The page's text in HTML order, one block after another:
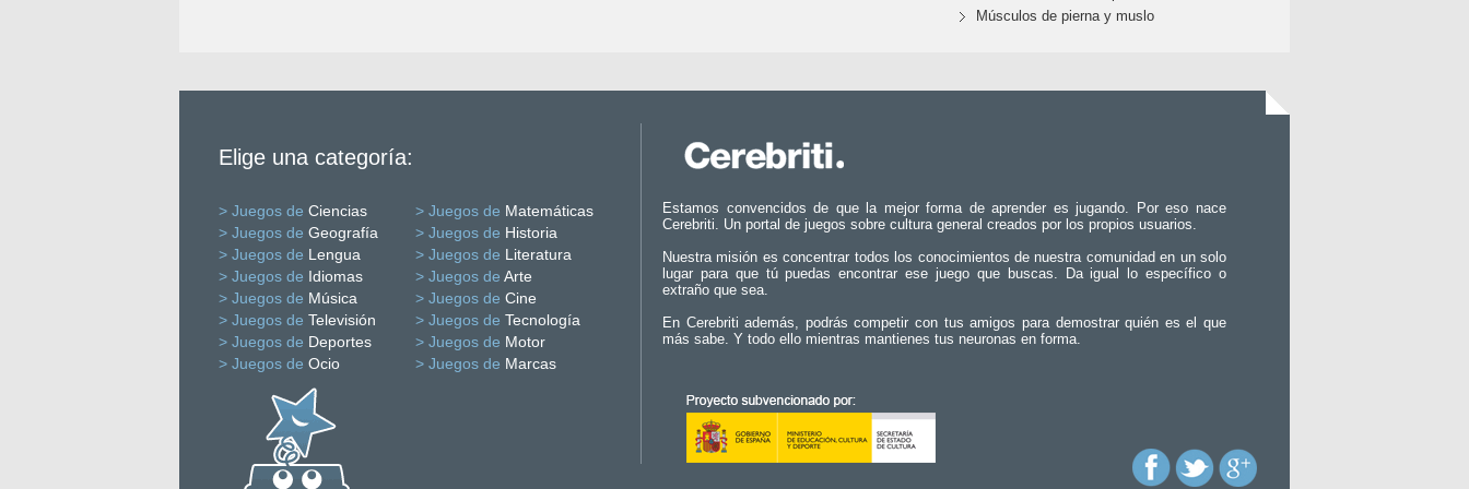
Músculos de pierna y muslo
Elige una categoría:
> Juegos de Ciencias > Juegos de Matemáticas
> Juegos de Geografía > Juegos de Historia
> Juegos de Lengua > Juegos de Literatura
> Juegos de Idiomas > Juegos de Arte
> Juegos de Música > Juegos de Cine
> Juegos de Televisión > Juegos de Tecnología
> Juegos de Deportes > Juegos de Motor
> Juegos de Ocio > Juegos de Marcas
Estamos convencidos de que la mejor forma de aprender es jugando. Por eso nace
Cerebriti. Un portal de juegos sobre cultura general creados por los propios usuarios.
Nuestra misión es concentrar todos los conocimientos de nuestra comunidad en un solo
lugar para que tú puedas encontrar ese juego que buscas. Da igual lo específico o
extraño que sea.
En Cerebriti además, podrás competir con tus amigos para demostrar quién es el que
más sabe. Y todo ello mientras mantienes tus neuronas en forma.